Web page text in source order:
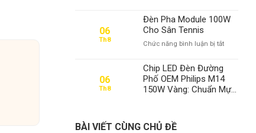
Cầu
Thành Đạt LED
06
Th8
Đèn Pha Module 100W
Cho Sân Tennis
Chức năng bình luận bị tắtở
100W
Cho
06
Th8
Chip LED Đèn Đường
Phố OEM Philips M14
150W Vàng: Chuẩn Mực
Của Thành Đạt LED
BÀI VIẾT CÙNG CHỦ ĐỀ